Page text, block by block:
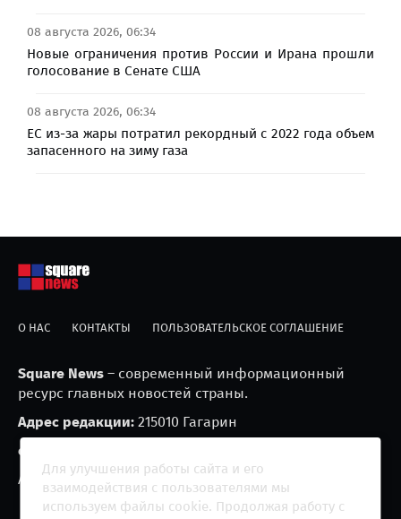
08 августа 2026, 06:34
Новые ограничения против России и Ирана прошли
голосование в Сенате США
08 августа 2026, 06:34
ЕС из-за жары потратил рекордный с 2022 года объем
запасенного на зиму газа
О НАС КОНТАКТЫ ПОЛЬЗОВАТЕЛЬСКОЕ СОГЛАШЕНИЕ
Square News – современный информационный
ресурс главных новостей страны.
Адрес редакции: 215010 Гагарин
e-mail:
Агрегатор новостей «Square news» (18+)
Для улучшения работы сайта и его
взаимодействия с пользователями мы
используем файлы cookie. Продолжая работу с